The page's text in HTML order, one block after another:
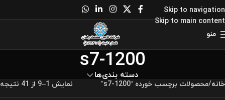
Skip to navigation
Skip to main content
منو
s7-1200
دسته بندی‌ها
خانه محصولات برچسب خورده “s7-1200” نمایش 1–9 از 41 نتیجه